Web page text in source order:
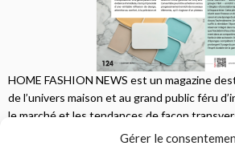
Gérer le
HOME FASHION NEWS est un magazine
de l’univers maison et au grand public féru
le marché et les tendances de façon
lecteurs une vision complète.